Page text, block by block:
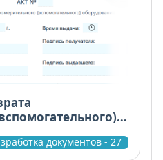
документов - 27